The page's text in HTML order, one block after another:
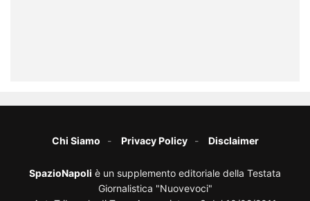
Chi Siamo Privacy Policy Disclaimer
SpazioNapoli è un supplemento editoriale della Testata
Giornalistica "Nuovevoci"